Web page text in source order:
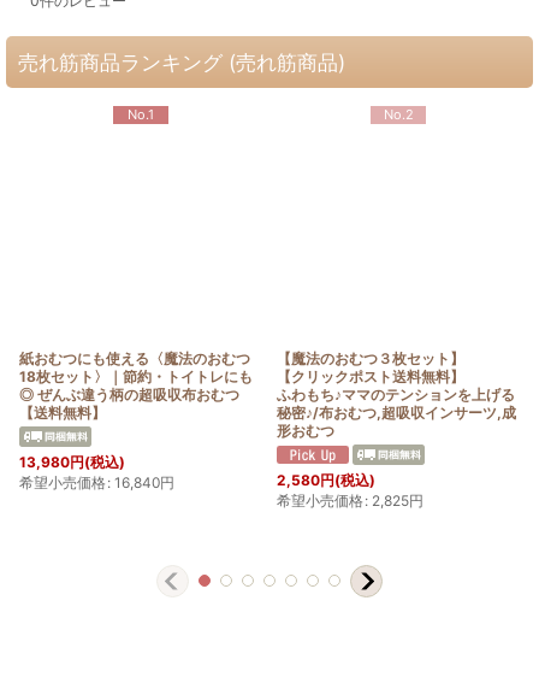
売れ筋商品ランキング (売れ筋商品)
No.1
紙おむつにも使える〈魔法のおむつ
18枚セット〉｜節約・トイトレにも
◎ ぜんぶ違う柄の超吸収布おむつ
【送料無料】
13,980円(税込)
希望小売価格: 16,840円
No.2
【魔法のおむつ３枚セット】
【クリックポスト送料無料】
ふわもち♪ママのテンションを上げる
秘密♪/布おむつ,超吸収インサーツ,成
形おむつ
2,580円(税込)
希望小売価格: 2,825円